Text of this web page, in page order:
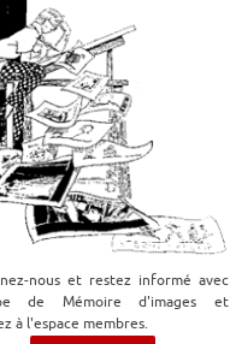
nous et restez informé avec
de Mémoire d'images et
à l'espace membres.